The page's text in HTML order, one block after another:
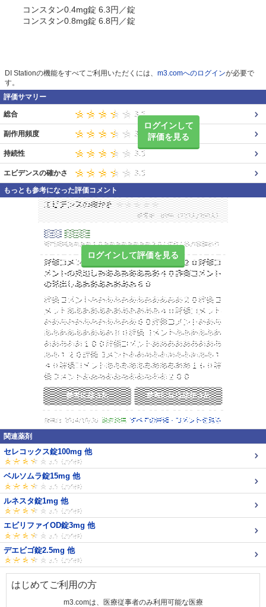
コンスタン0.4mg錠 6.3円／錠
コンスタン0.8mg錠 6.8円／錠
DI Stationの機能をすべてご利用いただくには、 m3.comへのログインが必要で
す。
評価サマリー
ログインして
評価を見る
総合
副作用頻度
持続性
エビデンスの確かさ
もっとも参考になった評価コメント
ログインして評価を見る
関連薬剤
セレコックス錠100mg 他
ベルソムラ錠15mg 他
ルネスタ錠1mg 他
エビリファイOD錠3mg 他
デエビゴ錠2.5mg 他
はじめてご利用の方
m3.comは、医療従事者のみ利用可能な医療